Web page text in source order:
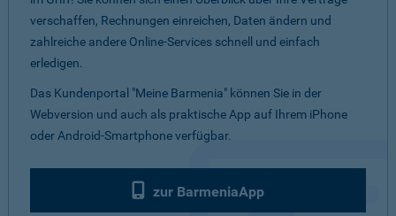
verschaffen, Rechnungen einreichen, Daten ändern und
zahlreiche andere Online-Services schnell und einfach
erledigen.
Das Kundenportal "Meine Barmenia" können Sie in der
Webversion und auch als praktische App auf Ihrem iPhone
oder Android-Smartphone verfügbar.
zur BarmeniaApp